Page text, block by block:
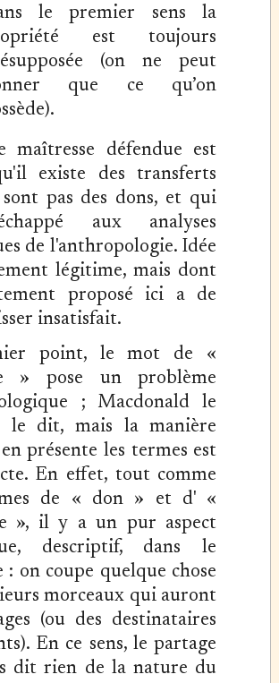
le premier sens la
est toujours
(on ne peut
que ce qu’on
maîtresse défendue est
existe des transferts
pas des dons, et qui
aux analyses
de l'anthropologie. Idée
légitime, mais dont
proposé ici a de
insatisfait.
point, le mot de «
» pose un problème
; Macdonald le
le dit, mais la manière
présente les termes est
En effet, tout comme
de « don » et d' «
», il y a un pur aspect
descriptif, dans le
: on coupe quelque chose
morceaux qui auront
(ou des destinataires
En ce sens, le partage
dit rien de la nature du